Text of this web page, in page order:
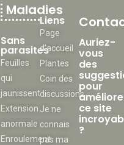
Maladies
Sans
parasites
Feuilles
qui
jaunissent
Extension
anormale
Enroulement
Liens
Page
d’accueil
Plantes
Coin des
discussions
Je ne
connais
pas ma
Auriez-
vous
des
pour
ce site
?